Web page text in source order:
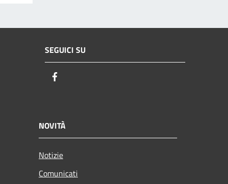
SEGUICI SU
NOVITÀ
Notizie
Comunicati